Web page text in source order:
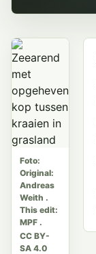
Foto:
Original:
Andreas
Weith .
This edit:
MPF .
CC BY-
SA 4.0